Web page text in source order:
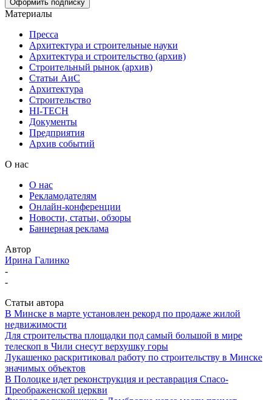
Материалы
Пресса
Архитектура и строительные науки
Архитектура и строительство (архив)
Строительный рынок (архив)
Статьи АиС
Архитектура
Строительство
HI-TECH
Документы
Предприятия
Архив событий
О нас
О нас
Рекламодателям
Онлайн-конференции
Новости, статьи, обзоры
Баннерная реклама
Автор
Ирина Галинко
-
-
Статьи автора
В Минске в марте установлен рекорд по продаже жилой
недвижимости
Для строительства площадки под самый большой в мире
телескоп в Чили снесут верхушку горы
Лукашенко раскритиковал работу по строительству в Минске
значимых объектов
В Полоцке идет реконструкция и реставрация Спасо-
Преображенской церкви